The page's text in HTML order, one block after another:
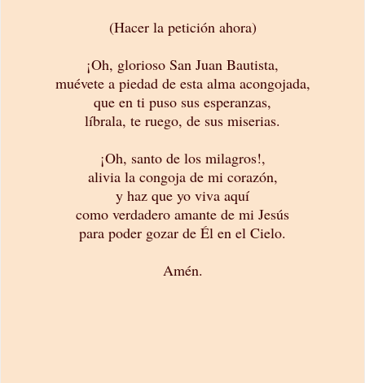
(Hacer la petición ahora)
¡Oh, glorioso San Juan Bautista,
muévete a piedad de esta alma acongojada,
que en ti puso sus esperanzas,
líbrala, te ruego, de sus miserias.
¡Oh, santo de los milagros!,
alivia la congoja de mi corazón,
y haz que yo viva aquí
como verdadero amante de mi Jesús
para poder gozar de Él en el Cielo.
Amén.